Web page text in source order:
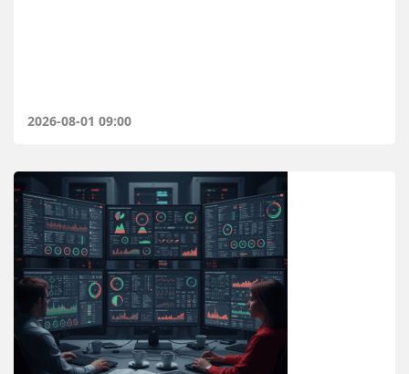
2026-08-01 09:00